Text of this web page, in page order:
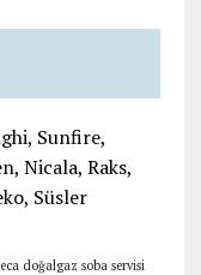
Sunfire,
Nicala, Raks,
Süsler
doğalgaz soba servisi